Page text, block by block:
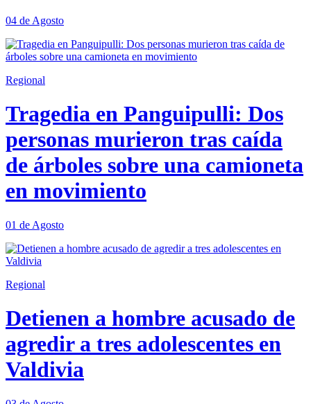
04 de Agosto
Regional
Tragedia en Panguipulli: Dos
personas murieron tras caída
de árboles sobre una camioneta
en movimiento
01 de Agosto
Regional
Detienen a hombre acusado de
agredir a tres adolescentes en
Valdivia